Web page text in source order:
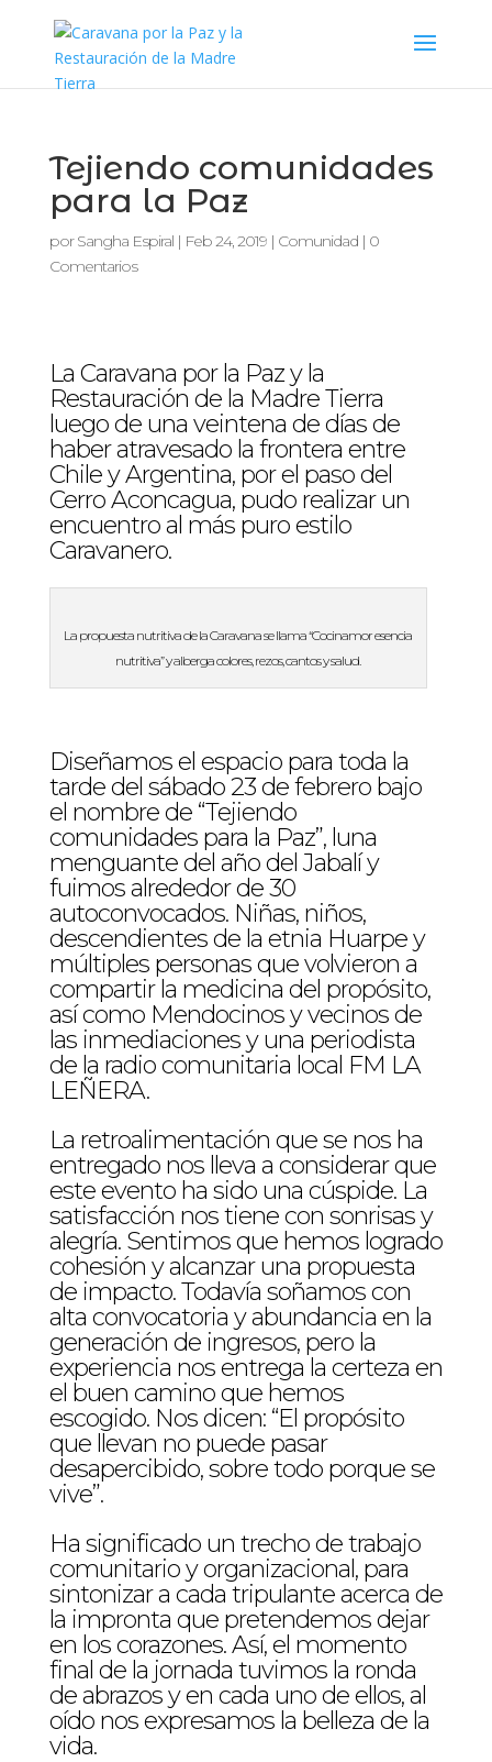
Tejiendo comunidades
para la Paz
porSangha Espiral| Feb 24, 2019| Comunidad| 0
Comentarios
La Caravana por la Paz y la
Restauración de la Madre Tierra
luego de una veintena de días de
haber atravesado la frontera entre
Chile y Argentina, por el paso del
Cerro Aconcagua, pudo realizar un
encuentro al más puro estilo
Caravanero.
La propuesta nutritiva de la Caravana se llama “Cocinamor esencia
nutritiva” y alberga colores, rezos, cantos y salud.
Diseñamos el espacio para toda la
tarde del sábado 23 de febrero bajo
el nombre de “Tejiendo
comunidades para la Paz”, luna
menguante del año del Jabalí y
fuimos alrededor de 30
autoconvocados. Niñas, niños,
descendientes de la etnia Huarpe y
múltiples personas que volvieron a
compartir la medicina del propósito,
así como Mendocinos y vecinos de
las inmediaciones y una periodista
de la radio comunitaria local FM LA
LEÑERA.
La retroalimentación que se nos ha
entregado nos lleva a considerar que
este evento ha sido una cúspide. La
satisfacción nos tiene con sonrisas y
alegría. Sentimos que hemos logrado
cohesión y alcanzar una propuesta
de impacto. Todavía soñamos con
alta convocatoria y abundancia en la
generación de ingresos, pero la
experiencia nos entrega la certeza en
el buen camino que hemos
escogido. Nos dicen: “El propósito
que llevan no puede pasar
desapercibido, sobre todo porque se
vive”.
Ha significado un trecho de trabajo
comunitario y organizacional, para
sintonizar a cada tripulante acerca de
la impronta que pretendemos dejar
en los corazones. Así, el momento
final de la jornada tuvimos la ronda
de abrazos y en cada uno de ellos, al
oído nos expresamos la belleza de la
vida.